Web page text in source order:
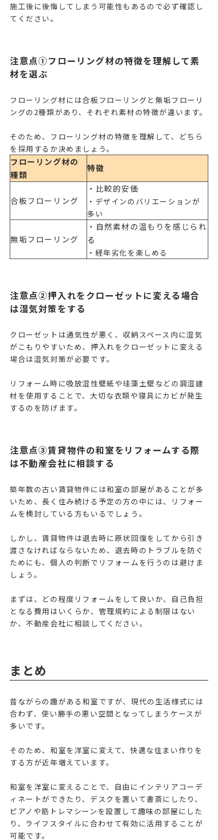
施工後に後悔してしまう可能性もあるので必ず確認し
てください。
注意点①フローリング材の特徴を理解して素
材を選ぶ
フローリング材には合板フローリングと無垢フローリ
ングの2種類があり、それぞれ素材の特徴が違います。
そのため、フローリング材の特徴を理解して、どちら
を採用するか決めましょう。
フローリング材の
種類
特徴
合板フローリング
・比較的安価
・デザインのバリエーションが
多い
無垢フローリング
・自然素材の温もりを感じられ
る
・経年劣化を楽しめる
注意点②押入れをクローゼットに変える場合
は湿気対策をする
クローゼットは通気性が悪く、収納スペース内に湿気
がこもりやすいため、押入れをクローゼットに変える
場合は湿気対策が必要です。
リフォーム時に吸放湿性壁紙や珪藻土壁などの調湿建
材を使用することで、大切な衣類や寝具にカビが発生
するのを防げます。
注意点③賃貸物件の和室をリフォームする際
は不動産会社に相談する
築年数の古い賃貸物件には和室の部屋があることが多
いため、長く住み続ける予定の方の中には、リフォー
ムを検討している方もいるでしょう。
しかし、賃貸物件は退去時に原状回復をしてから引き
渡さなければならないため、退去時のトラブルを防ぐ
ためにも、個人の判断でリフォームを行うのは避けま
しょう。
まずは、どの程度リフォームをして良いか、自己負担
となる費用はいくらか、管理規約による制限はない
か、不動産会社に相談してください。
まとめ
昔ながらの趣がある和室ですが、現代の生活様式には
合わず、使い勝手の悪い空間となってしまうケースが
多いです。
そのため、和室を洋室に変えて、快適な住まい作りを
する方が近年増えています。
和室を洋室に変えることで、自由にインテリアコーデ
ィネートができたり、デスクを置いて書斎にしたり、
ピアノや筋トレマシーンを設置して趣味の部屋にした
り、ライフスタイルに合わせて有効に活用することが
可能です。